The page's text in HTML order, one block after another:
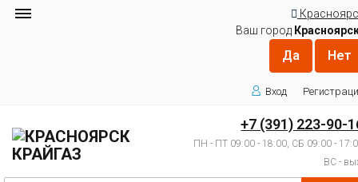
Ваш город
Вход
+7 (391) 223-90-
ПН - ПТ 09:00 - 18:00, СБ 09:00 -
ВС -